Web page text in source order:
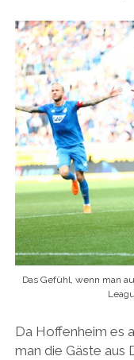
Das Gefühl, wenn man
Da Hoffenheim es
man die Gäste aus